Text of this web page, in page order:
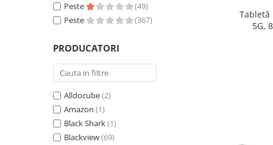
TV si Proiectoare Smart
Camere auto, home si sport
Camere auto DVR
Oglinzi auto smart cu camera
Camere Supraveghere
Mini Video Camera
Peste
(49)
Peste
(367)
PRODUCATORI
Alldocube(2)
Amazon (1)
Black Shark(1)
Blackview(69)
Tabletă
5G,